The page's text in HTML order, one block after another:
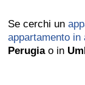
Se cerchi un
appartamento
Perugiao in